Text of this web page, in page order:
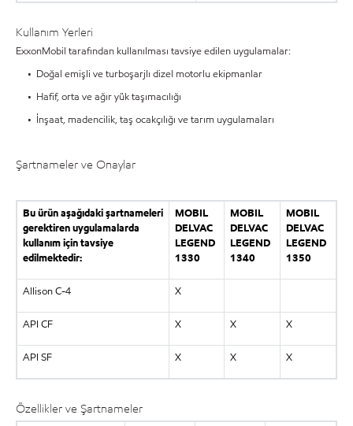
Kullanım Yerleri
ExxonMobil tarafından kullanılması tavsiye edilen uygulamalar:
• Doğal emişli ve turboşarjlı dizel motorlu ekipmanlar
• Hafif, orta ve ağır yük taşımacılığı
• İnşaat, madencilik, taş ocakçılığı ve tarım uygulamaları
Şartnameler ve Onaylar
Bu ürün aşağıdaki şartnameleri
gerektiren uygulamalarda
kullanım için tavsiye
edilmektedir:
MOBIL
DELVAC
LEGEND
1330
MOBIL
DELVAC
LEGEND
1340
MOBIL
DELVAC
LEGEND
1350
Allison C-4 X
API CF X X X
API SF X X X
Özellikler ve Şartnameler